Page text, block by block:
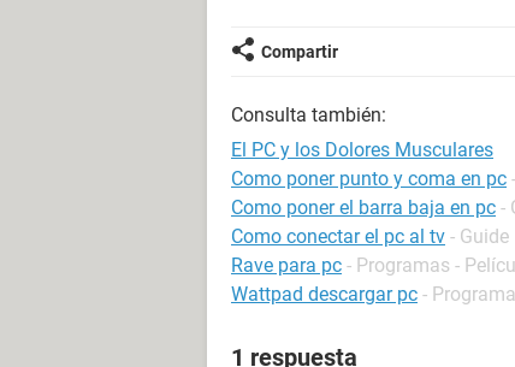
Compartir
Consulta también:
El PC y los Dolores Musculares
Como poner punto y coma en pc
Como poner el barra baja en pc -
Como conectar el pc al tv - Guide
Rave para pc - Programas -
Wattpad descargar pc -
1 respuesta